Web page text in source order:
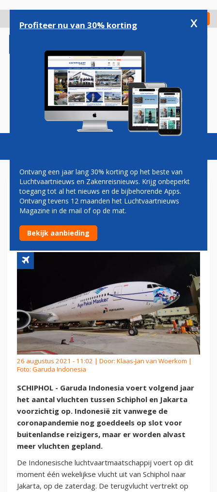
gaan
Check in
Magazine Podcasts Vacatures
GARUDA INDONESIA
VOLGEND JAAR VAKER NAAR
SCHIPHOL
26 augustus 2021 - 11:02 | Door: Klaas-Jan van Woerkom |
Foto: Garuda Indonesia
SCHIPHOL - Garuda Indonesia voert volgend jaar
het aantal vluchten tussen Schiphol en Jakarta
voorzichtig op. Indonesië zit vanwege de
coronapandemie nog goeddeels op slot voor
buitenlandse reizigers, maar er worden alvast
meer vluchten gepland.
De Indonesische luchtvaartmaatschappij voert op dit
moment één wekelijkse vlucht uit van Schiphol naar
Jakarta, op de zaterdag. De terugvlucht vertrekt op
Profiteer nu van 30% korting x
Ontvang een jaar lang 30% korting op het beste van
Luchtvaartnieuws en Zakenreisnieuws. Krijg onbeperkt
toegang tot al het nieuws en de bijbehorende Apps.
Ontvang tevens 12 maanden het Luchtvaartnieuws
Magazine in de mail of op de mat.
Bekijk aanbieding